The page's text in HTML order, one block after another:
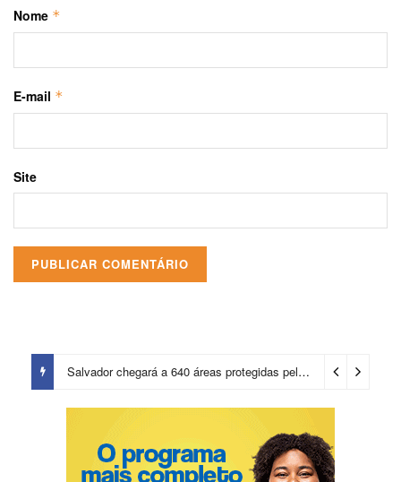
Nome *
E-mail *
Site
Salvador chegará a 640 áreas protegidas pela Prefeitura com investimentos em contenções de encostas e prevenção de riscos